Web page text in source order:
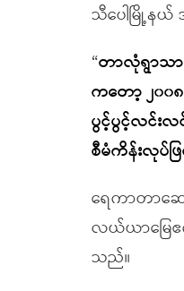
သီပေါမြို့နယ်
“တာလုံရွာသာ
ကတော့ ၂၀
ပွင့်ပွင့်လင်းလ
စီမံကိန်းလုပ်ဖ
ရေကာတာဆေ
လယ်ယာမြေဧ
သည်။